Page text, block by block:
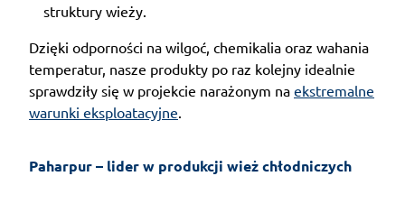
struktury wieży.
Dzięki odporności na wilgoć, chemikalia oraz wahania
temperatur, nasze produkty po raz kolejny idealnie
sprawdziły się w projekcie narażonym na ekstremalne
warunki eksploatacyjne
Paharpur – lider w produkcji wież chłodniczych